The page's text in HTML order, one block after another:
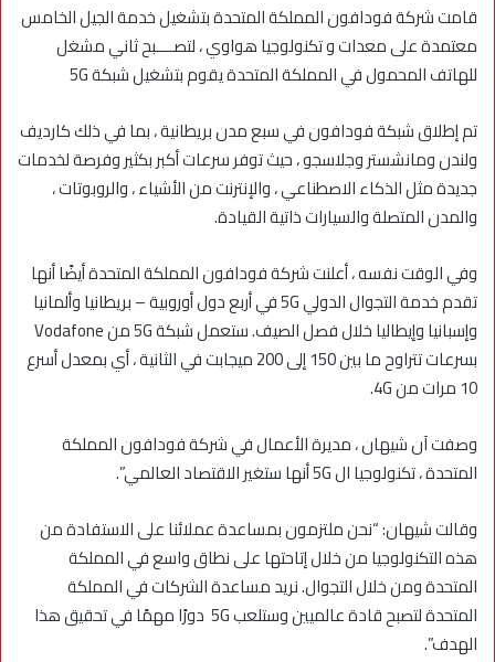
قامت شركة فودافون المملكة المتحدة بتشغيل خدمة الجيل الخامس
معتمدة على معدات و تكنولوجيا هواوي ، لتصــــبح ثاني مشغل
للهاتف المحمول في المملكة المتحدة يقوم بتشغيل شبكة 5G
تم إطلاق شبكة فودافون في سبع مدن بريطانية ، بما في ذلك كارديف
ولندن ومانشستر وجلاسجو ، حيث توفر سرعات أكبر بكثير وفرصة لخدمات
جديدة مثل الذكاء الاصطناعي ، والإنترنت من الأشياء ، والروبوتات ،
والمدن المتصلة والسيارات ذاتية القيادة.
وفي الوقت نفسه ، أعلنت شركة فودافون المملكة المتحدة أيضًا أنها
تقدم خدمة التجوال الدولي 5G في أربع دول أوروبية – بريطانيا وألمانيا
وإسبانيا وإيطاليا خلال فصل الصيف. ستعمل شبكة 5G من Vodafone
بسرعات تتراوح ما بين 150 إلى 200 ميجابت في الثانية ، أي بمعدل أسرع
10 مرات من 4G.
وصفت آن شيهان ، مديرة الأعمال في شركة فودافون المملكة
المتحدة ، تكنولوجيا ال 5G أنها ستغير الاقتصاد العالمي”.
وقالت شيهان: “نحن ملتزمون بمساعدة عملائنا على الاستفادة من
هذه التكنولوجيا من خلال إتاحتها على نطاق واسع في المملكة
المتحدة ومن خلال التجوال. نريد مساعدة الشركات في المملكة
المتحدة لتصبح قادة عالميين وستلعب 5G دورًا مهمًا في تحقيق هذا
الهدف”.